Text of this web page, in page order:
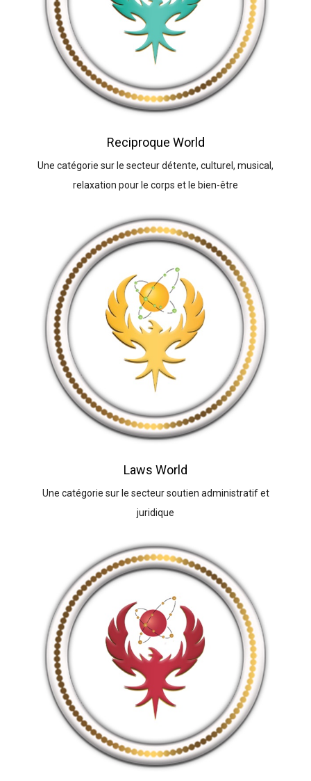
Reciproque World
Une catégorie sur le secteur détente, culturel, musical,
relaxation pour le corps et le bien-être
Laws World
Une catégorie sur le secteur soutien administratif et
juridique